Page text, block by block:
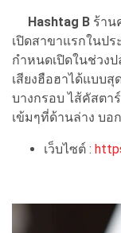
Hashtag B ร้าน
เปิดสาขาแรกในป
กำหนดเปิดในช่วงป
เสียงฮือฮาได้แบบ
บางกรอบ ไส้คัสตา
เข้มๆที่ด้านล่าง บอ
เว็บไซต์ :